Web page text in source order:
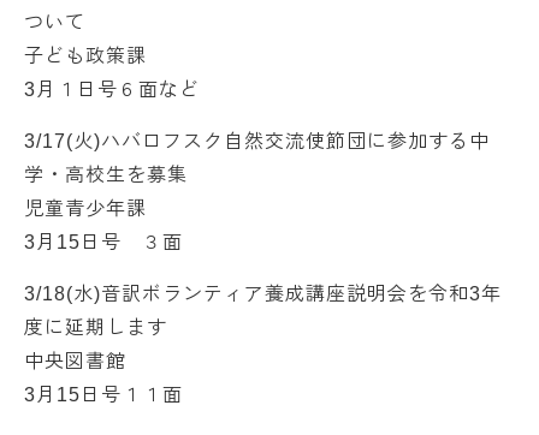
ついて
子ども政策課
3月１日号６面など
3/17(火)ハバロフスク自然交流使節団に参加する中
学・高校生を募集
児童青少年課
3月15日号 ３面
3/18(水)音訳ボランティア養成講座説明会を令和3年
度に延期します
中央図書館
3月15日号１１面